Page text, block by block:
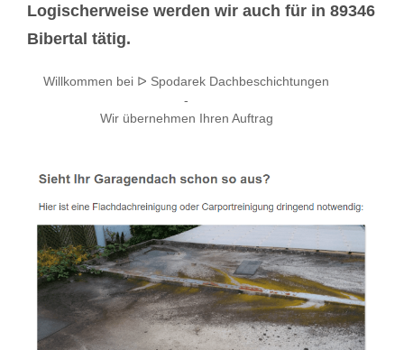
Logischerweise werden wir auch für in 89346
Bibertal tätig.
Willkommen bei ᐅ Spodarek Dachbeschichtungen
-
Wir übernehmen Ihren Auftrag